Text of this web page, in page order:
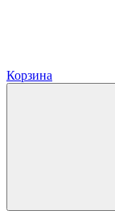
Корзина